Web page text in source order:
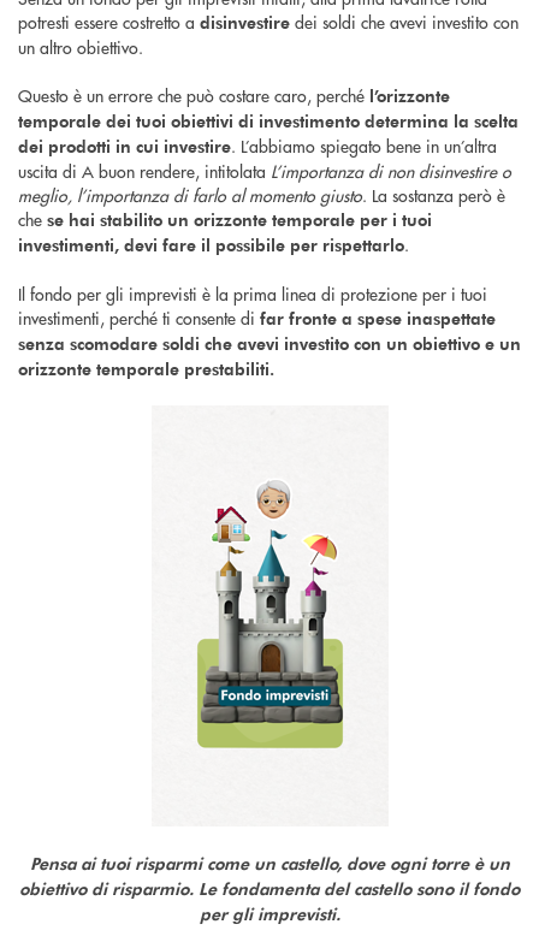
potresti essere costretto a disinvestire dei soldi che avevi investito con
un altro obiettivo.
Questo è un errore che può costare caro, perché l’orizzonte
temporale dei tuoi obiettivi di investimento determina la scelta
dei prodotti in cui investire. L’abbiamo spiegato bene in un’altra
uscita di A buon rendere, intitolata L’importanza di non disinvestire o
meglio, l’importanza di farlo al momento giusto. La sostanza però è
che se hai stabilito un orizzonte temporale per i tuoi
investimenti, devi fare il possibile per rispettarlo.
Il fondo per gli imprevisti è la prima linea di protezione per i tuoi
investimenti, perché ti consente di far fronte a spese inaspettate
senza scomodare soldi che avevi investito con un obiettivo e un
orizzonte temporale prestabiliti.
Pensa ai tuoi risparmi come un castello, dove ogni torre è un
obiettivo di risparmio. Le fondamenta del castello sono il fondo
per gli imprevisti.